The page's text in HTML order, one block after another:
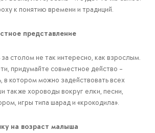
к понятию времени и традиций.
представление
столом не так интересно, как взрослым.
придумайте совместное действо –
в котором можно задействовать всех
также хороводы вокруг елки, песни,
игры типа шарад и «крокодила».
на возраст малыша